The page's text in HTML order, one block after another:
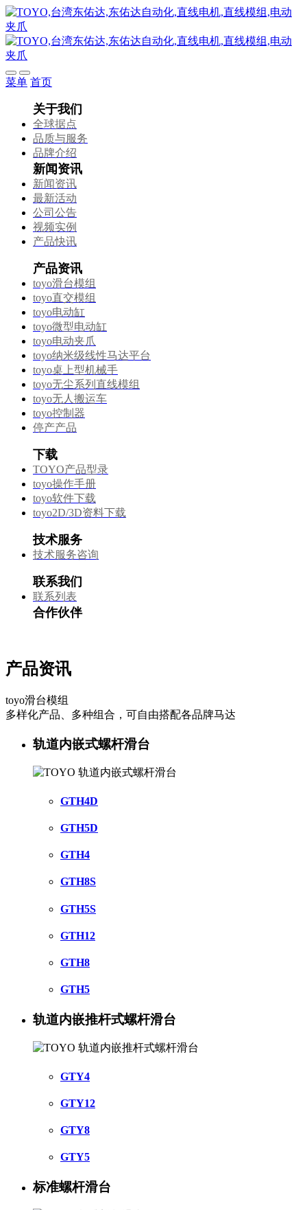
菜单 首页
关于我们
全球据点
品质与服务
品牌介绍
新闻资讯
新闻资讯
最新活动
公司公告
视频实例
产品快讯
产品资讯
toyo滑台模组
toyo直交模组
toyo电动缸
toyo微型电动缸
toyo电动夹爪
toyo纳米级线性马达平台
toyo桌上型机械手
toyo无尘系列直线模组
toyo无人搬运车
toyo控制器
停产产品
下载
TOYO产品型录
toyo操作手册
toyo软件下载
toyo2D/3D资料下载
技术服务
技术服务咨询
联系我们
联系列表
合作伙伴
产品资讯
toyo滑台模组
多样化产品、多种组合，可自由搭配各品牌马达
轨道内嵌式螺杆滑台
GTH4D
GTH5D
GTH4
GTH8S
GTH5S
GTH12
GTH8
GTH5
轨道内嵌推杆式螺杆滑台
GTY4
GTY12
GTY8
GTY5
标准螺杆滑台